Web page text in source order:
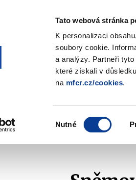
Tato webová stránka
K personalizaci
soubory cookie.
a analýzy. Partneři
které získali v
na mfcr.cz/cookies.
Nutné
submenu
Tiskové